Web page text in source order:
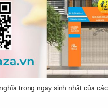
trong ngày sinh nhất của các